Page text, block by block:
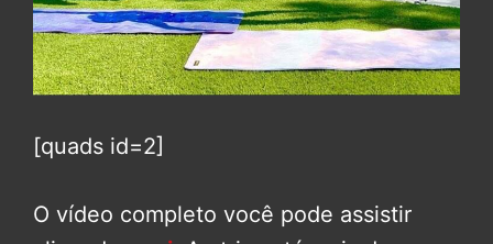
[quads id=2]
O vídeo completo você pode assistir